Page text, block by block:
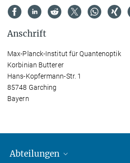
Anschrift
Max-Planck-Institut für Quantenoptik
Korbinian Butterer
Hans-Kopfermann-Str. 1
85748 Garching
Bayern
Abteilungen